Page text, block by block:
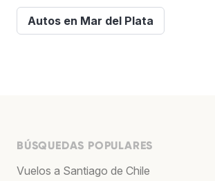
Autos en Mar del Plata
BÚSQUEDAS POPULARES
Vuelos a Santiago de Chile